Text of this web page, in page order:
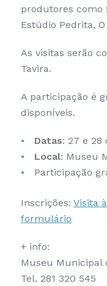
produtores como
Estúdio Pedrita,
As visitas serão
Tavira.
A participação é
disponíveis.
Datas: 27 e 28
Local: Museu
Participação
Inscrições: Visita
formulário
+ info:
Museu Municipal
Tel. 281 320 545